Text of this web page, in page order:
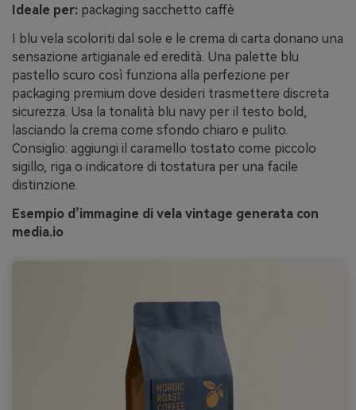
Ideale per: packaging sacchetto caffè
I blu vela scoloriti dal sole e le crema di carta donano una
sensazione artigianale ed eredità. Una palette blu
pastello scuro così funziona alla perfezione per
packaging premium dove desideri trasmettere discreta
sicurezza. Usa la tonalità blu navy per il testo bold,
lasciando la crema come sfondo chiaro e pulito.
Consiglio: aggiungi il caramello tostato come piccolo
sigillo, riga o indicatore di tostatura per una facile
distinzione.
Esempio d’immagine di vela vintage generata con
media.io